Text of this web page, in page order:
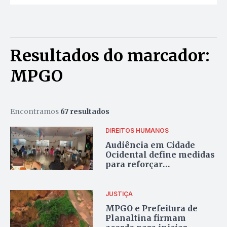
Resultados do marcador:
MPGO
Encontramos 67 resultados
DIREITOS HUMANOS
Audiência em Cidade
Ocidental define medidas
para reforçar
JUSTIÇA
MPGO e Prefeitura de
Planaltina firmam